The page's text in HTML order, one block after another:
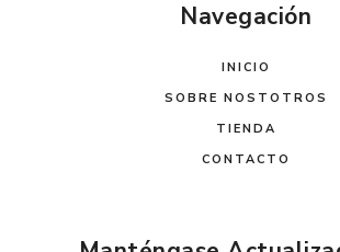
Navegación
INICIO
SOBRE NOSTOTROS
TIENDA
CONTACTO